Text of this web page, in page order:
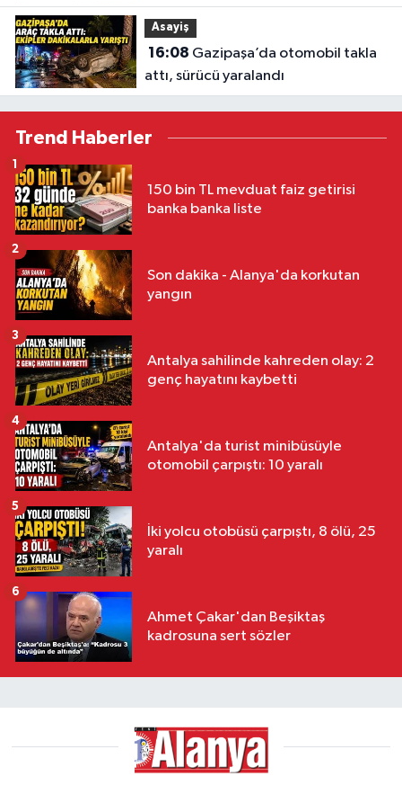
yükseldi
Asayiş
16:08
attı, sürücü yaralandı
Trend Haberler
150 bin TL mevduat faiz getirisi
banka banka liste
1
Son dakika - Alanya'da korkutan
yangın
2
Antalya sahilinde kahreden olay: 2
genç hayatını kaybetti
3
Antalya'da turist minibüsüyle
otomobil çarpıştı: 10 yaralı
4
İki yolcu otobüsü çarpıştı, 8 ölü, 25
yaralı
5
Ahmet Çakar'dan Beşiktaş
kadrosuna sert sözler
6